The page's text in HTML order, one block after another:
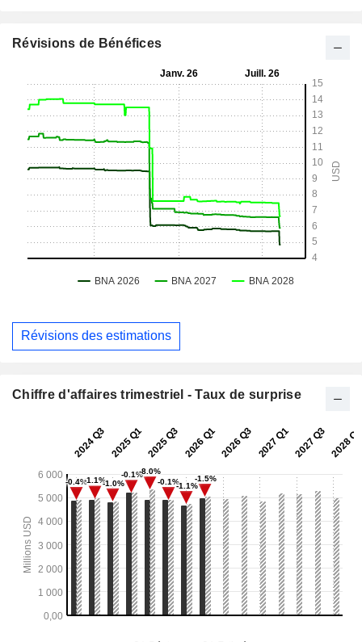
Révisions de Bénéfices
Révisions des estimations
Chiffre d'affaires trimestriel - Taux de surprise